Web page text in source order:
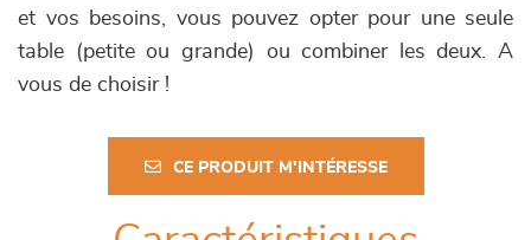
et vos besoins, vous pouvez opter pour une seule
table (petite ou grande) ou combiner les deux. A
vous de choisir !
CE PRODUIT M'INTÉRESSE